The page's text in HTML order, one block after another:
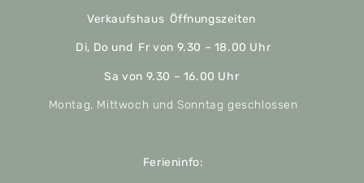
Verkaufshaus Öffnungszeiten
Di, Do und Fr von 9.30 – 18.00 Uhr
Sa von 9.30 – 16.00 Uhr
Montag, Mittwoch und Sonntag geschlossen
Ferieninfo: